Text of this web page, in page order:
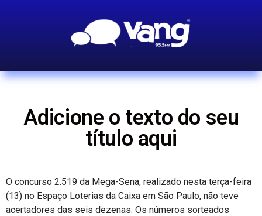
Adicione o texto do seu
título aqui
O concurso 2.519 da Mega-Sena, realizado nesta terça-feira
(13) no Espaço Loterias da Caixa em São Paulo, não teve
acertadores das seis dezenas. Os números sorteados